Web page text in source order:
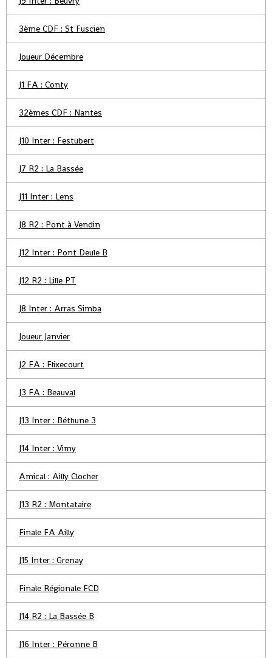
3ème CDF : St Fuscien
Joueur Décembre
J1 FA : Conty
32èmes CDF : Nantes
J10 Inter : Festubert
J7 R2 : La Bassée
J11 Inter : Lens
J8 R2 : Pont à Vendin
J12 Inter : Pont Deule B
J12 R2 : Lille PT
J8 Inter : Arras Simba
Joueur Janvier
J2 FA : Flixecourt
J3 FA : Beauval
J13 Inter : Béthune 3
J14 Inter : Vimy
Amical : Ailly Clocher
J13 R2 : Montataire
Finale FA Ailly
J15 Inter : Grenay
Finale Régionale FCD
J14 R2 : La Bassée B
J16 Inter : Péronne B